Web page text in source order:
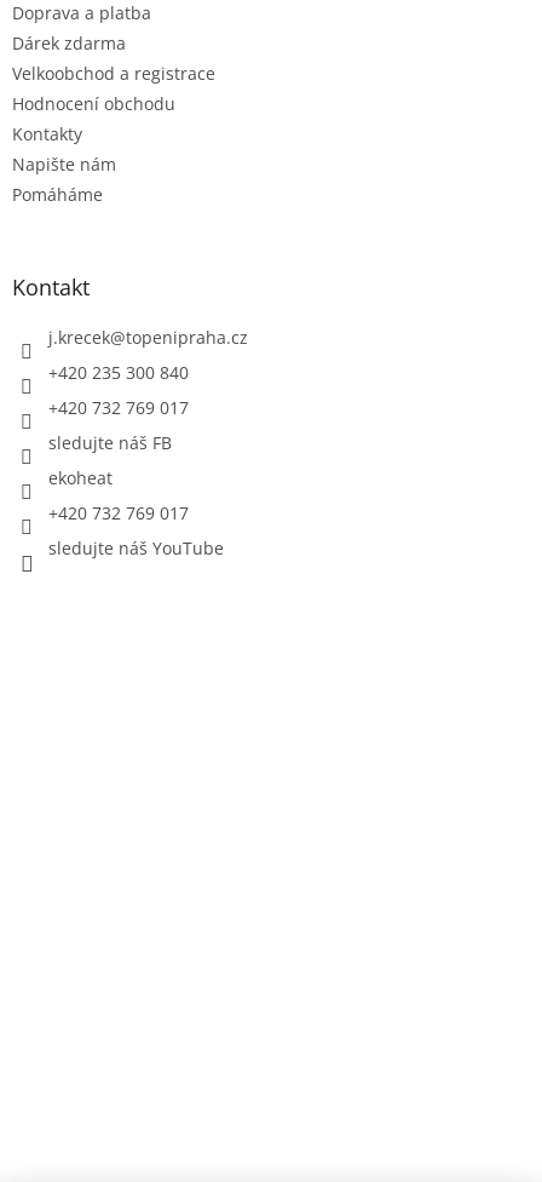
Doprava a platba
Dárek zdarma
Velkoobchod a registrace
Hodnocení obchodu
Kontakty
Napište nám
Pomáháme
Kontakt
j.krecek@topenipraha.cz
+420 235 300 840
+420 732 769 017
sledujte náš FB
ekoheat
+420 732 769 017
sledujte náš YouTube